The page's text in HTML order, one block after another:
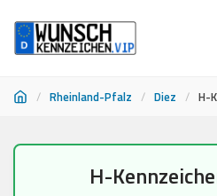
/ Rheinland-Pfalz / Diez / H-
H-